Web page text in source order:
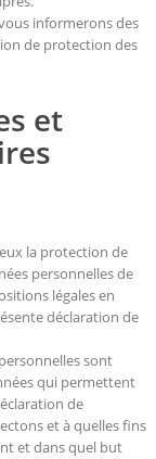
informerons des
de protection des
et
la protection de
personnelles de
légales en
déclaration de
sont
qui permettent
de
et à quelles fins
et dans quel but